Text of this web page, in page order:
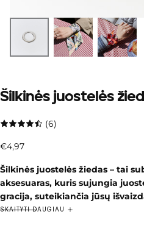
Šilkinės juostelės
(6)
€4,97
Įprasta
€4,97
Šilkinės juostelės žiedas – tai
aksesuaras, kuris sujungia
gracija, suteikiančia jūsų
akcentą.
SKAITYTI DAUGIAU